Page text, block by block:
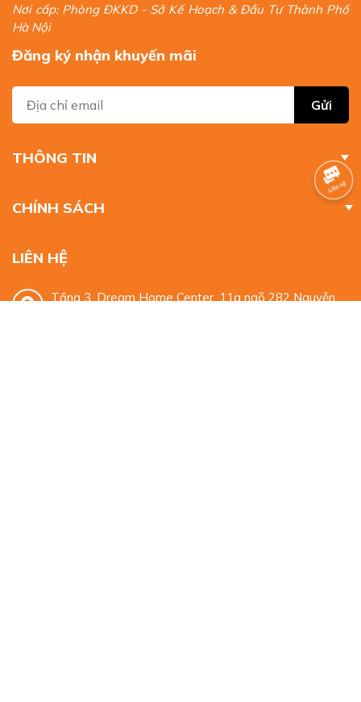
Nơi cấp: Phòng ĐKKD - Sở Kế Hoạch & Đầu Tư Thành Phố
Hà Nội
Đăng ký nhận khuyến mãi
Gửi
THÔNG TIN
CHÍNH SÁCH
LIÊN HỆ
Tầng 3, Dream Home Center, 11a ngõ 282 Nguyễn